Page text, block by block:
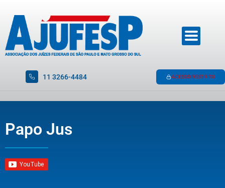
11 3266-4484 ACESSO RESTRITO
Papo Jus